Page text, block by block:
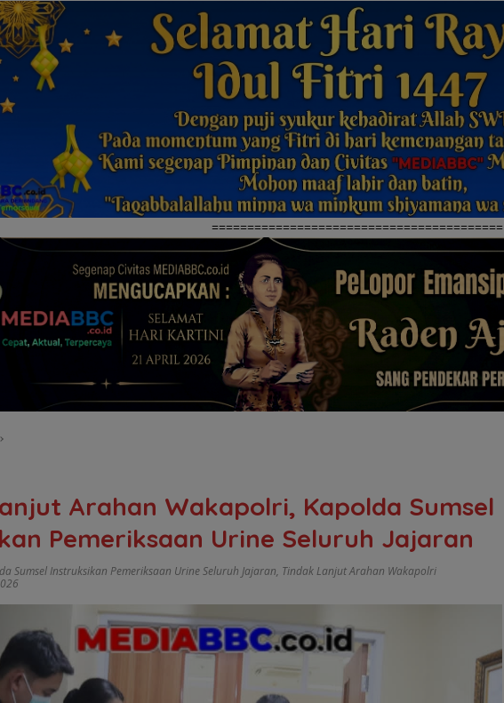
=========================================
Arahan Wakapolri, Kapolda Sumsel
Pemeriksaan Urine Seluruh Jajaran
Sumsel Instruksikan Pemeriksaan Urine Seluruh Jajaran, Tindak Lanjut Arahan Wakapolri